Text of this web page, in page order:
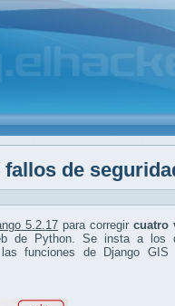
de
5.2.17 para corregir cuatro
de Python. Se insta a los
funciones de Django